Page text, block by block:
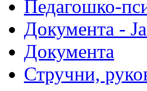
Педагошко-
Документа -
Документа
Стручни,